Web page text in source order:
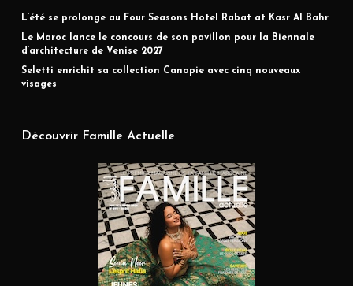
L’été se prolonge au Four Seasons Hotel Rabat at Kasr Al Bahr
Le Maroc lance le concours de son pavillon pour la Biennale
d’architecture de Venise 2027
Seletti enrichit sa collection Canopie avec cinq nouveaux
visages
Découvrir Famille Actuelle